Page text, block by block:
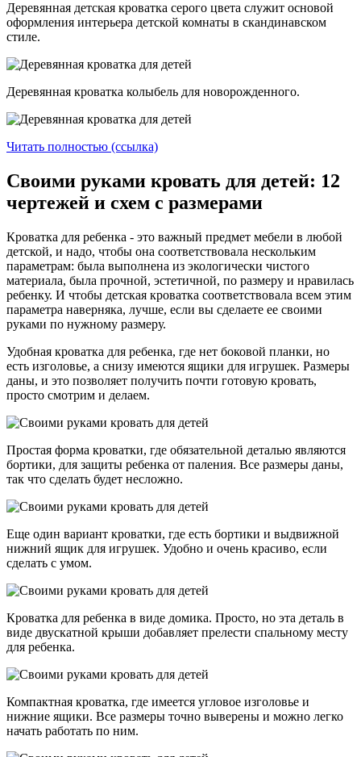
Деревянная детская кроватка серого цвета служит основой
оформления интерьера детской комнаты в скандинавском
стиле.
Деревянная кроватка колыбель для новорожденного.
Читать полностью (ссылка)
Своими руками кровать для детей: 12
чертежей и схем с размерами
Кроватка для ребенка - это важный предмет мебели в любой
детской, и надо, чтобы она соответствовала нескольким
параметрам: была выполнена из экологически чистого
материала, была прочной, эстетичной, по размеру и нравилась
ребенку. И чтобы детская кроватка соответствовала всем этим
параметра наверняка, лучше, если вы сделаете ее своими
руками по нужному размеру.
Удобная кроватка для ребенка, где нет боковой планки, но
есть изголовье, а снизу имеются ящики для игрушек. Размеры
даны, и это позволяет получить почти готовую кровать,
просто смотрим и делаем.
Простая форма кроватки, где обязательной деталью являются
бортики, для защиты ребенка от паления. Все размеры даны,
так что сделать будет несложно.
Еще один вариант кроватки, где есть бортики и выдвижной
нижний ящик для игрушек. Удобно и очень красиво, если
сделать с умом.
Кроватка для ребенка в виде домика. Просто, но эта деталь в
виде двускатной крыши добавляет прелести спальному месту
для ребенка.
Компактная кроватка, где имеется угловое изголовье и
нижние ящики. Все размеры точно выверены и можно легко
начать работать по ним.